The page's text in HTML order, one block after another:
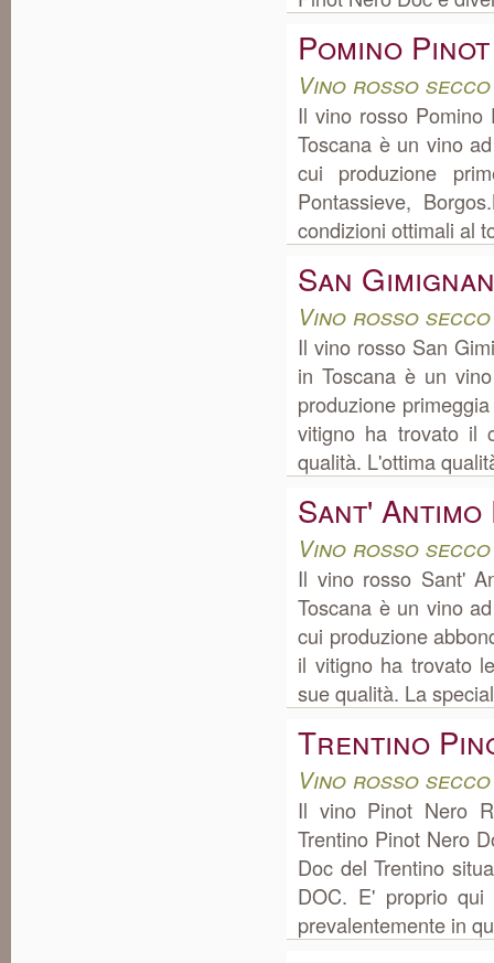
Pomino
Vino rosso
Il vino rosso
Toscana è un vino
cui produzione
Pontassieve,
condizioni ottimali al
San
Vino rosso
Il vino rosso San
in Toscana è un
produzione
vitigno ha trovato il
qualità. L'ottima
Sant'
Vino rosso
Il vino rosso Sant'
Toscana è un vino
cui produzione
il vitigno ha trovato
sue qualità. La
Trentino
Vino rosso
Il vino Pinot Nero
Trentino Pinot Nero
Doc del Trentino
DOC. E' proprio
prevalentemente in